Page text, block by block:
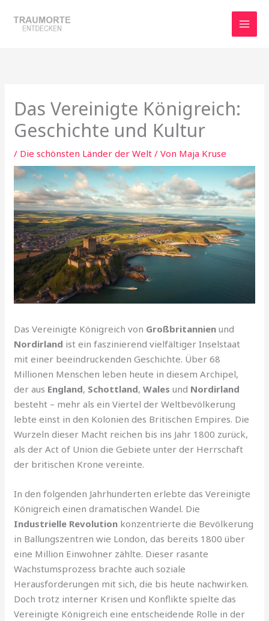
Inhalt
Das Vereinigte Königreich:
Geschichte und Kultur
/ Die schönsten Länder der Welt / Von Maja Kruse
Das Vereinigte Königreich von Großbritannien und
Nordirland ist ein faszinierend vielfältiger Inselstaat
mit einer beeindruckenden Geschichte. Über 68
Millionen Menschen leben heute in diesem Archipel,
der aus England, Schottland,Wales und Nordirland
besteht – mehr als ein Viertel der Weltbevölkerung
lebte einst in den Kolonien des Britischen Empires. Die
Wurzeln dieser Macht reichen bis ins Jahr 1800 zurück,
als der Act of Union die Gebiete unter der Herrschaft
der britischen Krone vereinte.
In den folgenden Jahrhunderten erlebte das Vereinigte
Königreich einen dramatischen Wandel. Die
Industrielle Revolution konzentrierte die Bevölkerung
in Ballungszentren wie London, das bereits 1800 über
eine Million Einwohner zählte. Dieser rasante
Wachstumsprozess brachte auch soziale
Herausforderungen mit sich, die bis heute nachwirken.
Doch trotz interner Krisen und Konflikte spielte das
Vereinigte Königreich eine entscheidende Rolle in der